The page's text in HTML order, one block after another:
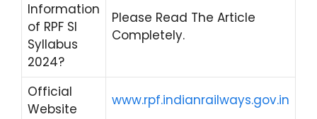
Information
of RPF SI
Syllabus
2024?
Please Read The Article
Completely.
Official
Website
www.rpf.indianrailways.gov.in